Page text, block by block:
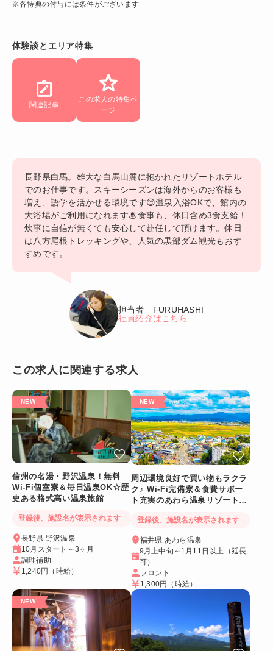
※各特典の付与には条件がございます
体験談とエリア特集
関連記事
この求人の特集ペ
ージ
長野県白馬。雄大な白馬山麓に抱かれたリゾートホテル
でのお仕事です。スキーシーズンは海外からのお客様も
増え、語学を活かせる環境です😊温泉入浴OKで、館内の
大浴場がご利用になれます♨食事も、休日含め3食支給！
炊事に自信が無くても安心して赴任して頂けます。休日
は八方尾根トレッキングや、人気の黒部ダム観光もおす
すめです。
担当者 FURUHASHI
社員紹介はこちら
この求人に関連する求人
信州の名湯・野沢温泉！無料
Wi-Fi個室寮＆毎日温泉OK☆歴
史ある格式高い温泉旅館
登録後、施設名が表示されます
長野県 野沢温泉
10月スタート～3ヶ月
調理補助
1,240円 （時給）
周辺環境良好で買い物もラクラ
ク♪ Wi-Fi完備寮＆食費サポー
ト充実のあわら温泉リゾートバ
登録後、施設名が表示されます
福井県 あわら温泉
9月上中旬～1月11日以上（延長
可）
フロント
1,300円 （時給）